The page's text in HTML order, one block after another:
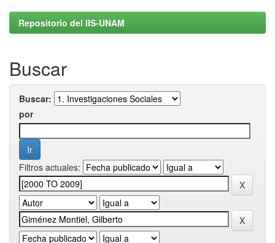
Repositorio del IIS-UNAM
Buscar
Buscar:
por
Filtros actuales: